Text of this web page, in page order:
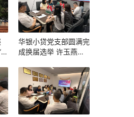
华银小贷党支部圆满完
成换届选举 许玉燕当